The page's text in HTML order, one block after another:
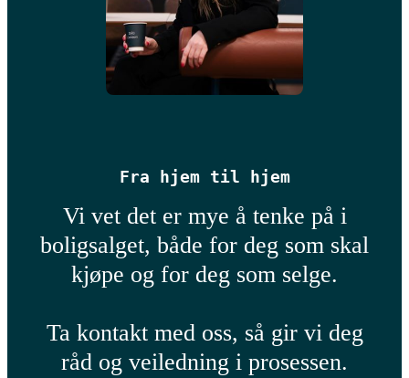
Fra hjem til hjem
Vi vet det er mye å tenke på i
boligsalget, både for deg som skal
kjøpe og for deg som selge.
Ta kontakt med oss, så gir vi deg
råd og veiledning i prosessen.